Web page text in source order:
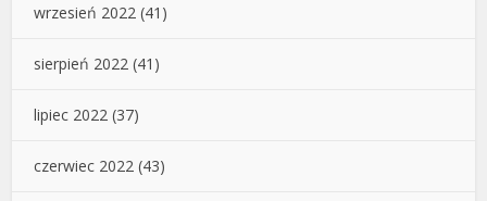
wrzesień 2022 (41)
sierpień 2022 (41)
lipiec 2022 (37)
czerwiec 2022 (43)